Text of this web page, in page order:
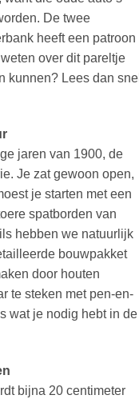
De twee
heeft een patroon
over dit pareltje
kunnen? Lees dan snel
jaren van 1900, de
Je zat gewoon open,
je starten met een
spatborden van
hebben we natuurlijk
bouwpakket
door houten
te steken met pen-en-
wat je nodig hebt in de
bijna 20 centimeter